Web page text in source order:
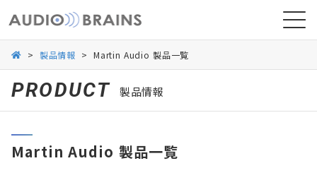
導入事例
> 製品情報 > Martin Audio 製品一覧
PRODUCT 製品情報
Martin Audio 製品一覧